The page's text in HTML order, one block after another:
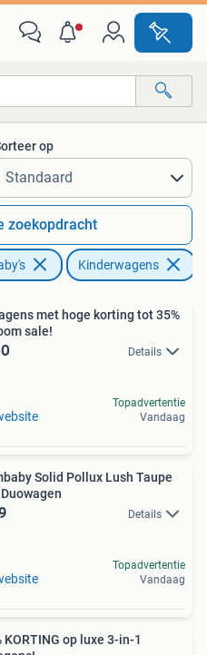
op
zoekopdracht
Kinderwagens
met hoge korting tot 35%
sale!
Details
Topadvertentie
Vandaag
Solid Pollux Lush Taupe
Details
Topadvertentie
Vandaag
KORTING op luxe 3-in-1